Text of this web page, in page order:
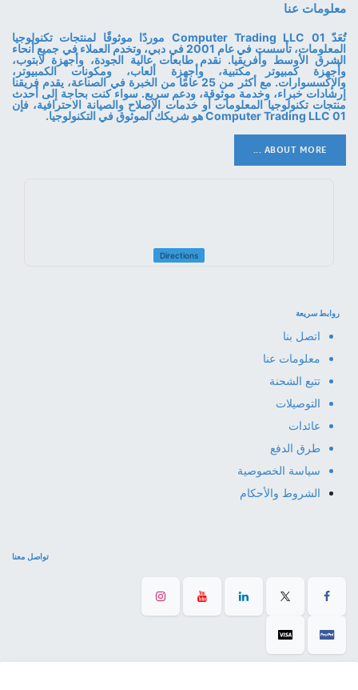
معلومات عنا
تُعَدّ 01 Computer Trading LLC موردًا موثوقًا لمنتجات تكنولوجيا
المعلومات، تأسست في عام 2001 في دبي، وتخدم العملاء في جميع أنحاء
الشرق الأوسط وأفريقيا. نقدم طابعات عالية الجودة، وأجهزة لابتوب،
وأجهزة كمبيوتر مكتبية، وأجهزة ألعاب، ومكونات الكمبيوتر،
والإكسسوارات. مع أكثر من 25 عامًا من الخبرة في الصناعة، يقدم فريقنا
إرشادات خبراء، وخدمة موثوقة، ودعم سريع. سواء كنت بحاجة إلى أحدث
منتجات تكنولوجيا المعلومات أو خدمات الإصلاح والصيانة الاحترافية، فإن
01 Computer Trading LLC هو شريكك الموثوق في التكنولوجيا.
ABOUT MORE ...
Directions
روابط سريعة
اتصل بنا
معلومات عنا
تتبع الشحنة
التوصيلات
عائدات
طرق الدفع
سياسة الخصوصية
الشروط والأحكام
تواصل معنا